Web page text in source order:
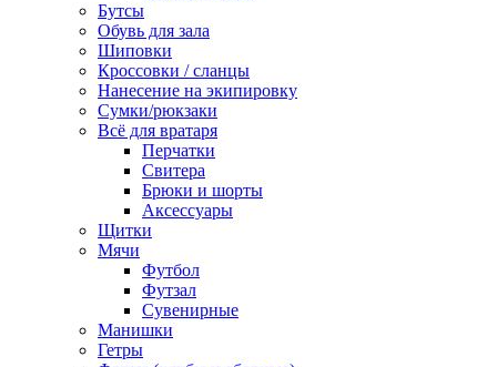
Бутсы
Обувь для зала
Шиповки
Кроссовки / сланцы
Нанесение на экипировку
Сумки/рюкзаки
Всё для вратаря
Перчатки
Cвитера
Брюки и шорты
Аксессуары
Щитки
Мячи
Футбол
Футзал
Сувенирные
Манишки
Гетры